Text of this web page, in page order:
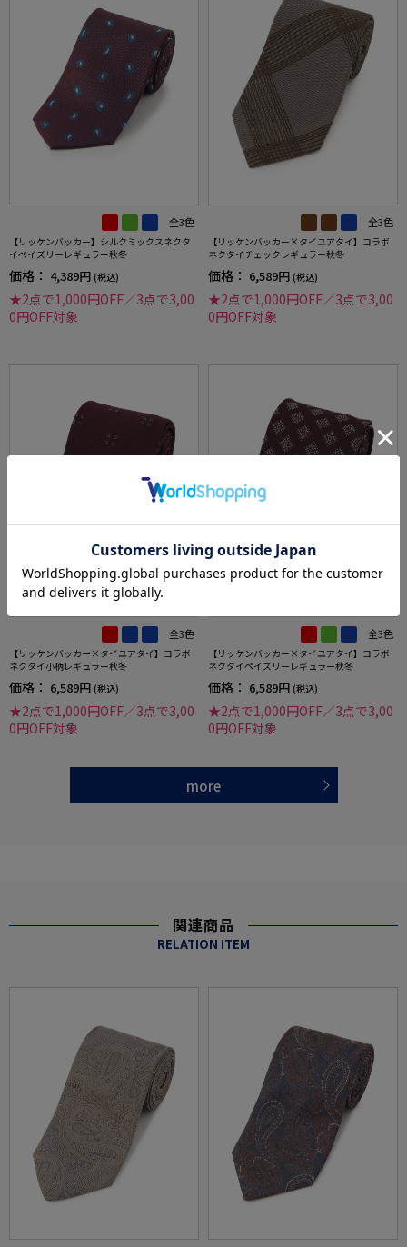
全3色
【リッケンバッカー】シルクミックスネクタ
イペイズリーレギュラー秋冬
価格： 4,389円 (税込)
★2点で1,000円OFF／3点で3,00
0円OFF対象
全3色
【リッケンバッカー×タイユアタイ】コラボ
ネクタイチェックレギュラー秋冬
価格： 6,589円 (税込)
★2点で1,000円OFF／3点で3,00
0円OFF対象
全3色
【リッケンバッカー×タイユアタイ】コラボ
ネクタイ小柄レギュラー秋冬
価格： 6,589円 (税込)
★2点で1,000円OFF／3点で3,00
0円OFF対象
全3色
【リッケンバッカー×タイユアタイ】コラボ
ネクタイペイズリーレギュラー秋冬
価格： 6,589円 (税込)
★2点で1,000円OFF／3点で3,00
0円OFF対象
more
関連商品
RELATION ITEM